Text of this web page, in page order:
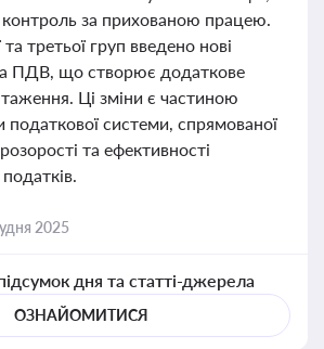
за прихованою працею.
третьої груп введено нові
ПДВ, що створює додаткове
Ці зміни є частиною
системи, спрямованої
та ефективності
2025
дня та статті-джерела
ОЗНАЙОМИТИСЯ